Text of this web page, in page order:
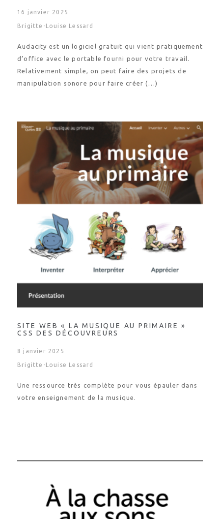
16 janvier 2025
Brigitte-Louise Lessard
Audacity est un logiciel gratuit qui vient pratiquement
d’office avec le portable fourni pour votre travail.
Relativement simple, on peut faire des projets de
manipulation sonore pour faire créer (…)
SITE WEB « LA MUSIQUE AU PRIMAIRE »
CSS DES DÉCOUVREURS
8 janvier 2025
Brigitte-Louise Lessard
Une ressource très complète pour vous épauler dans
votre enseignement de la musique.